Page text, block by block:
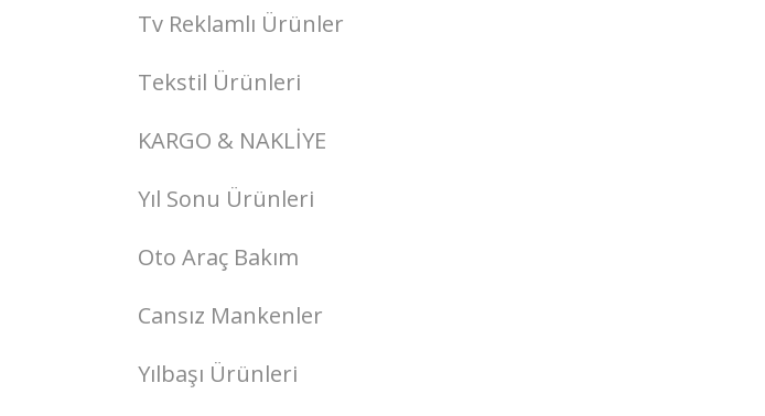
Tv Reklamlı Ürünler
Tekstil Ürünleri
KARGO & NAKLİYE
Yıl Sonu Ürünleri
Oto Araç Bakım
Cansız Mankenler
Yılbaşı Ürünleri